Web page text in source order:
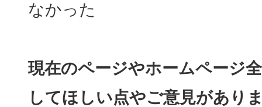
なかった
現在のページやホームページ
してほしい点やご意見があり